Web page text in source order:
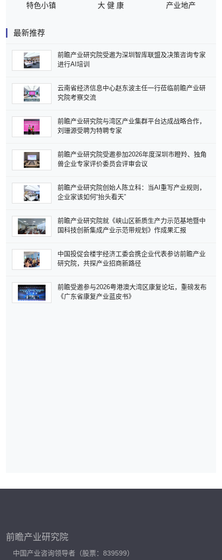
特色小镇 大 健 康 产业地产
最新推荐
前瞻产业研究院受邀为深圳智库联盟及决策咨询专家
进行AI培训
云南省经济信息中心赵东波主任一行莅临前瞻产业研
究院考察交流
前瞻产业研究院与湾区产业集群平台达成战略合作，
刘珊源受聘为特聘专家
前瞻产业研究院受邀参加2026年度深圳市瞪羚、独角
兽企业专家评价委员会评审会议
前瞻产业研究院创始人陈立科：当AI重写产业规则，
企业家该如何“抬头看天”
前瞻产业研究院就《峡山区新质生产力示范基地暨中
国科技创新集成产业示范带规划》作成果汇报
中国投促会楼宇经济工委会携企业代表参访前瞻产业
研究院，共探产业招商新路径
前瞻受邀参与2026粤港澳大湾区康复论坛，重磅发布
《广东省康复产业蓝皮书》
前瞻产业研究院
中国产业咨询领导者（股票：839599）